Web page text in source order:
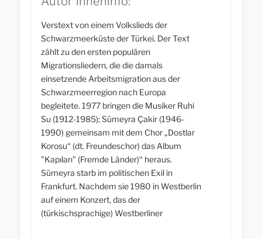
Verstext von einem Volkslieds der
Schwarzmeerküste der Türkei. Der Text
zählt zu den ersten populären
Migrationsliedern, die die damals
einsetzende Arbeitsmigration aus der
Schwarzmeerregion nach Europa
begleitete. 1977 bringen die Musiker Ruhi
Su (1912-1985); Sümeyra Çakir (1946-
1990) gemeinsam mit dem Chor „Dostlar
Korosu“ (dt. Freundeschor) das Album
"Kapıları" (Fremde Länder)“ heraus.
Sümeyra starb im politischen Exil in
Frankfurt. Nachdem sie 1980 in Westberlin
auf einem Konzert, das der
(türkischsprachige) Westberliner